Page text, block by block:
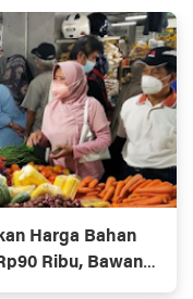
Harga Bahan
Ribu, Bawang